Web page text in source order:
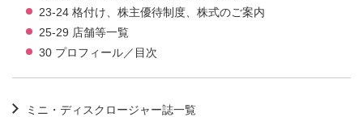
23-24 格付け、株主優待制度、株式のご案内
25-29 店舗等一覧
30 プロフィール／目次
ミニ・ディスクロージャー誌一覧